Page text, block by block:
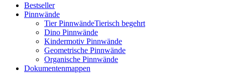
Bestseller
Pinnwände
Tier PinnwändeTierisch begehrt
Dino Pinnwände
Kindermotiv Pinnwände
Geometrische Pinnwände
Organische Pinnwände
Dokumentenmappen